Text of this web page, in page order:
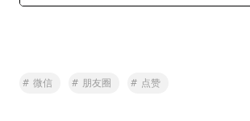
# 微信 # 朋友圈 # 点赞